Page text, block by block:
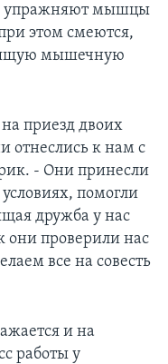
упражняют мышцы
этом смеются,
мышечную
приезд двоих
отнеслись к нам с
- Они принесли
помогли
дружба у нас
они проверили нас
все на совесть
и на
работы у